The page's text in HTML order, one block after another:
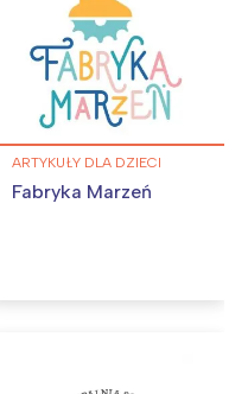
ARTYKUŁY DLA DZIECI
Fabryka Marzeń